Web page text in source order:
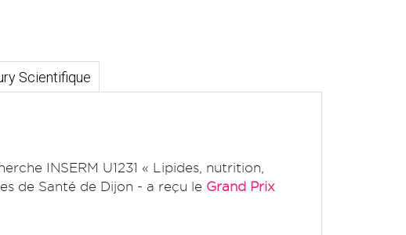
Scientifique
INSERM U1231 « Lipides, nutrition,
de Santé de Dijon - a reçu le Grand Prix